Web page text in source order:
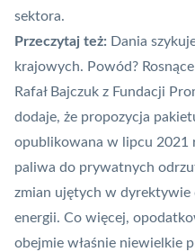
sektora.
Przeczytaj też: Dania
krajowych. Powód?
Rafał Bajczuk z Fundacji
dodaje, że propozycja
opublikowana w lipcu 2021
paliwa do prywatnych
zmian ujętych w
energii. Co więcej,
obejmie właśnie niewielkie